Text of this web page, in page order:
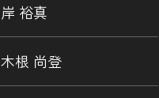
岸 裕真
木根 尚登